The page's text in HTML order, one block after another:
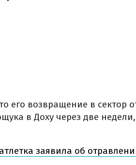
возвращение в сектор
в Доху через две
заявила об